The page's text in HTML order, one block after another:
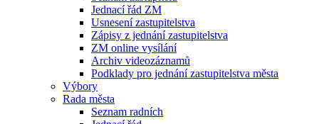
Jednací řád ZM
Usnesení zastupitelstva
Zápisy z jednání zastupitelstva
ZM online vysílání
Archiv videozáznamů
Podklady pro jednání zastupitelstva města
Výbory
Rada města
Seznam radních